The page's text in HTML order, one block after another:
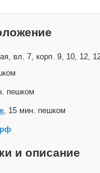
вл. 7, корп. 9, 10, 12,
пешком
, 15 мин. пешком
и описание